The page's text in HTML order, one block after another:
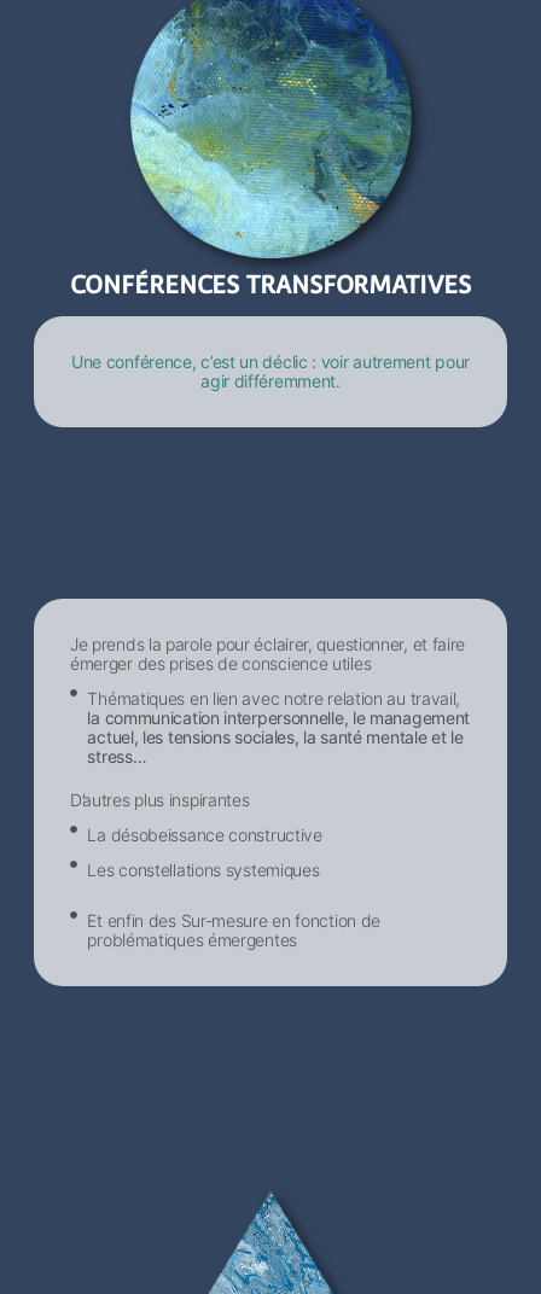
CONFÉRENCES TRANSFORMATIVES
Une conférence, c’est un déclic : voir autrement pour
agir différemment.
Je prends la parole pour éclairer, questionner, et faire
émerger des prises de conscience utiles
Thématiques en lien avec notre relation au travail,
la communication interpersonnelle, le management
actuel, les tensions sociales, la santé mentale et le
stress…
D’autres plus inspirantes
La désobeissance constructive
Les constellations systemiques
Et enfin des Sur-mesure en fonction de
problématiques émergentes